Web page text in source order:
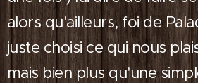
alors qu'ailleurs, foi de
juste choisi ce qui nous
mais bien plus qu'une